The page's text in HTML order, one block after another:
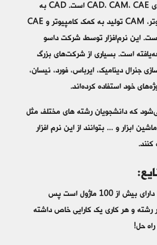
یک نرم‌افزار قدرتمند در زمینه‌ی CAD، CAM، CAE است. CAD به
معنای طراحی به کمک کامپیوتر، CAM تولید به کمک کامپیوتر و CAE
این نرم‌افزار توسط شرکت داسو
است. بسیاری از شرکت‌های بزرگ
جنرال دینامیک، ایرباس، فورد، نیسان،
خود استفاده کرده‌اند.
که دانشجویان رشته های مختلف مثل
ابزار و … بتوانند از این نرم افزار
کنند.
باتوجه‌ به اینکه نرم‌افزار کتیا دارای بیش از 100 ماژول است پس
رشته و هر کاری یک کارایی خاص داشته
حل!